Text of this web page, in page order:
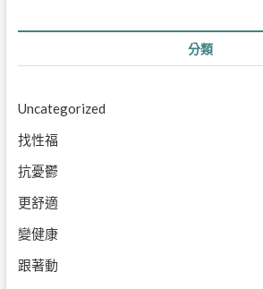
分類
Uncategorized
找性福
抗憂鬱
更舒適
變健康
跟著動